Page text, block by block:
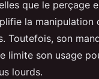
que le perçage
la manipulation
Toutefois, son
limite son usage
lourds.